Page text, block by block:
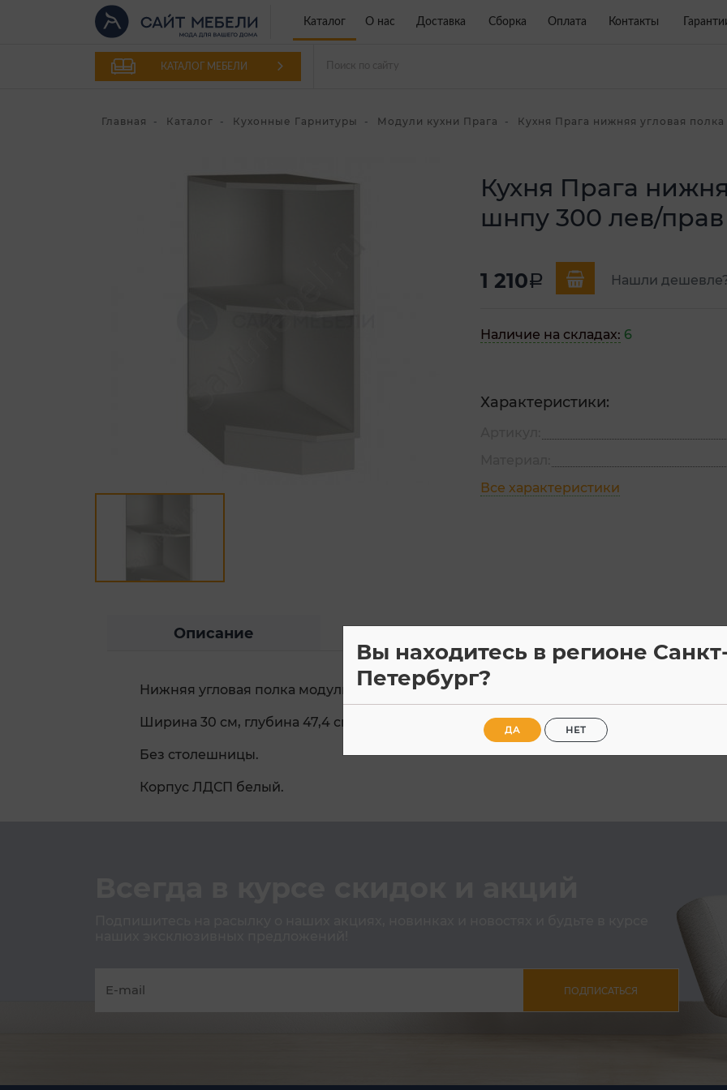
Каталог О нас Доставка Сборка Оплата Контакты
КАТАЛОГ МЕБЕЛИ
Главная Каталог Кухонные Гарнитуры Модули кухни Прага Кухня Прага нижняя угловая
Кухня Прага
шнпу 300 лев/прав
1 210a Нашли
Наличие на складах: 6
Характеристики:
Все характеристики
Описание
Нижняя угловая полка модульной кухни Прага.
Ширина 30 см, глубина 47,4 см, высота 84 см.
Без столешницы.
Корпус ЛДСП белый.
ПОДПИСАТЬСЯ
Вы находитесь в регионе
Петербург?
ДА НЕТ